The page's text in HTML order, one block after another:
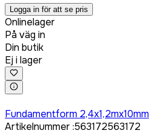
Logga in för att se pris
Onlinelager
På väg in
Din butik
Ej i lager
Fundamentform 2,4x1,2mx10mm
Artikelnummer:563172563172